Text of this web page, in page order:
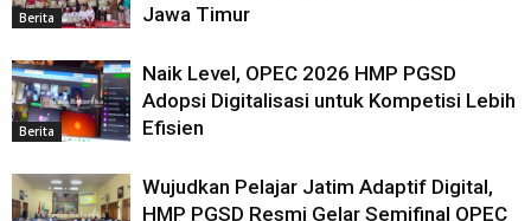
Berita
Jawa Timur
Berita
Naik Level, OPEC 2026 HMP PGSD
Adopsi Digitalisasi untuk Kompetisi Lebih
Efisien
Wujudkan Pelajar Jatim Adaptif Digital,
HMP PGSD Resmi Gelar Semifinal OPEC